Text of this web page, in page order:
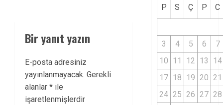
Bir yanıt yazın
E-posta adresiniz
yayınlanmayacak. Gerekli
alanlar * ile
işaretlenmişlerdir
P S Ç P C
3 4 5 6
7
10 11 12 13
14
17 18 19 20 21
24 25 26 27 28